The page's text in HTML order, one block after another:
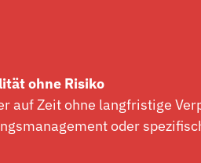
ohne Risiko
auf Zeit ohne langfristige
oder